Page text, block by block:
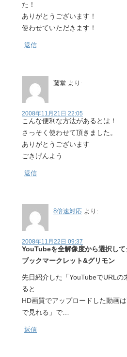
た！
ありがとうございます！
使わせていただきます！
返信
藤堂 より:
2008年11月21日 22:05
こんな便利な方法があるとは！
さっそく使わせて頂きました。
ありがとうございます
ごきげんよう
返信
8倍速対応 より:
2008年11月22日 09:37
YouTubeを全解像度から選択し
ブックマークレット&グリモン
先日紹介した「YouTubeでURLの
ると
HD画質でアップロードした動画
で見れる」で…
返信